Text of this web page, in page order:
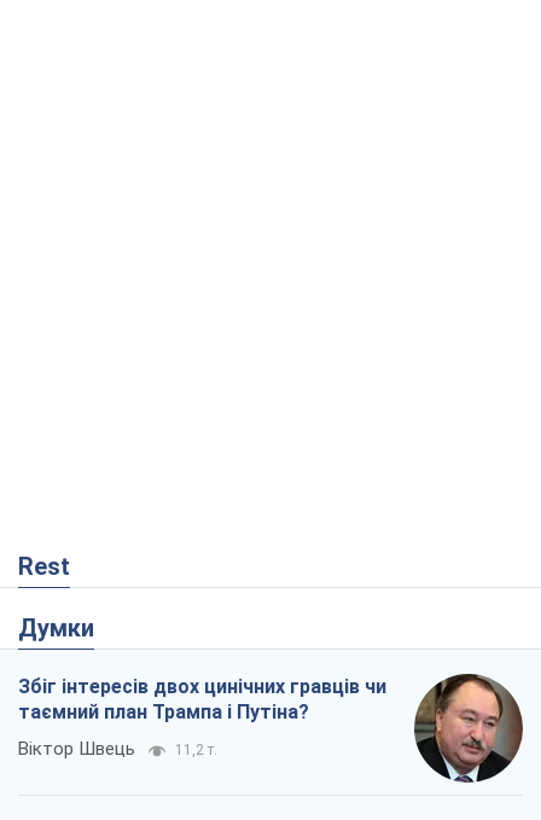
Rest
Думки
Збіг інтересів двох цинічних гравців чи
таємний план Трампа і Путіна?
Віктор Швець 11,2 т.